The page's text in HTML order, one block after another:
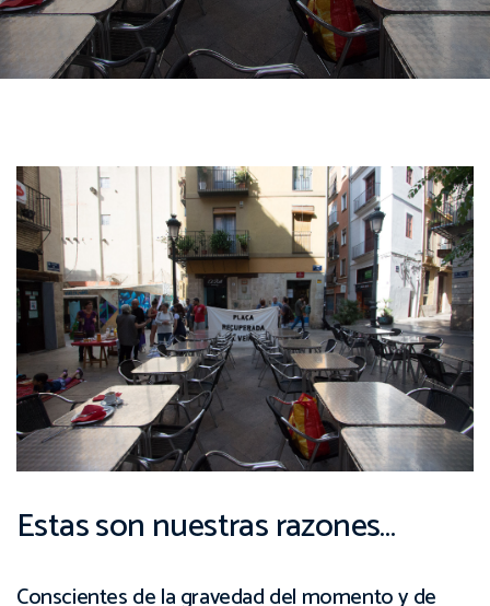
Estas son nuestras razones…
Conscientes de la gravedad del momento y de